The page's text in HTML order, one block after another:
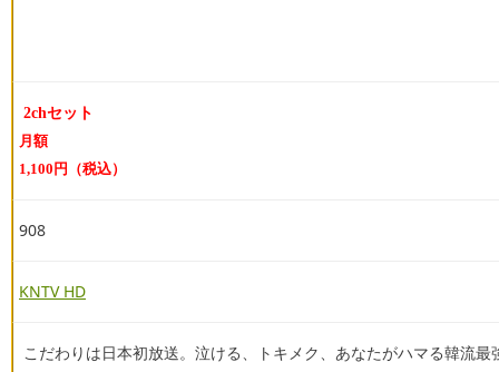
2chセット
月額
1,100円（税込）
908
KNTV HD
こだわりは日本初放送。泣ける、トキメク、あなたがハマる韓流最